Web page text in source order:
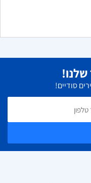
שלנו!
סודיים!